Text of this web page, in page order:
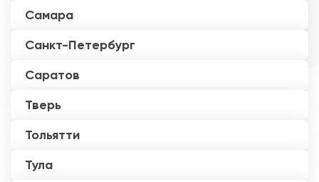
Самара
Санкт-Петербург
Саратов
Тверь
Тольятти
Тула